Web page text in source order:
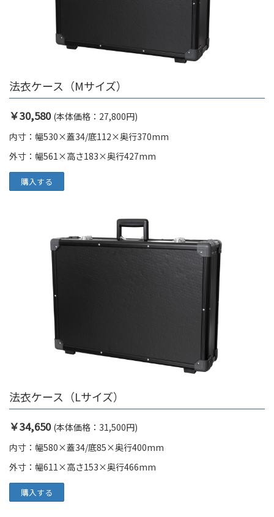
法衣ケース（Mサイズ）
￥30,580 (本体価格：27,800円)
内寸：幅530×蓋34/底112×奥行370mm
外寸：幅561×高さ183×奥行427mm
法衣ケース（Lサイズ）
￥34,650 (本体価格：31,500円)
内寸：幅580×蓋34/底85×奥行400mm
外寸：幅611×高さ153×奥行466mm